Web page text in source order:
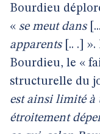
Bourdieu
« se meut dans
apparents[.. .] ».
Bourdieu, le «
structurelle du
est ainsi limité à
étroitement